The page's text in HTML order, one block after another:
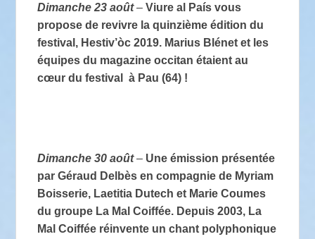
Dimanche 23 août –Viure al País vous
propose de revivre la quinzième édition du
festival, Hestiv’òc 2019. Marius Blénet et les
équipes du magazine occitan étaient au
cœur du festival à Pau (64) !
Dimanche 30 août – Une émission présentée
par Géraud Delbès en compagnie de Myriam
Boisserie, Laetitia Dutech et Marie Coumes
du groupe La Mal Coiffée. Depuis 2003, La
Mal Coiffée réinvente un chant polyphonique